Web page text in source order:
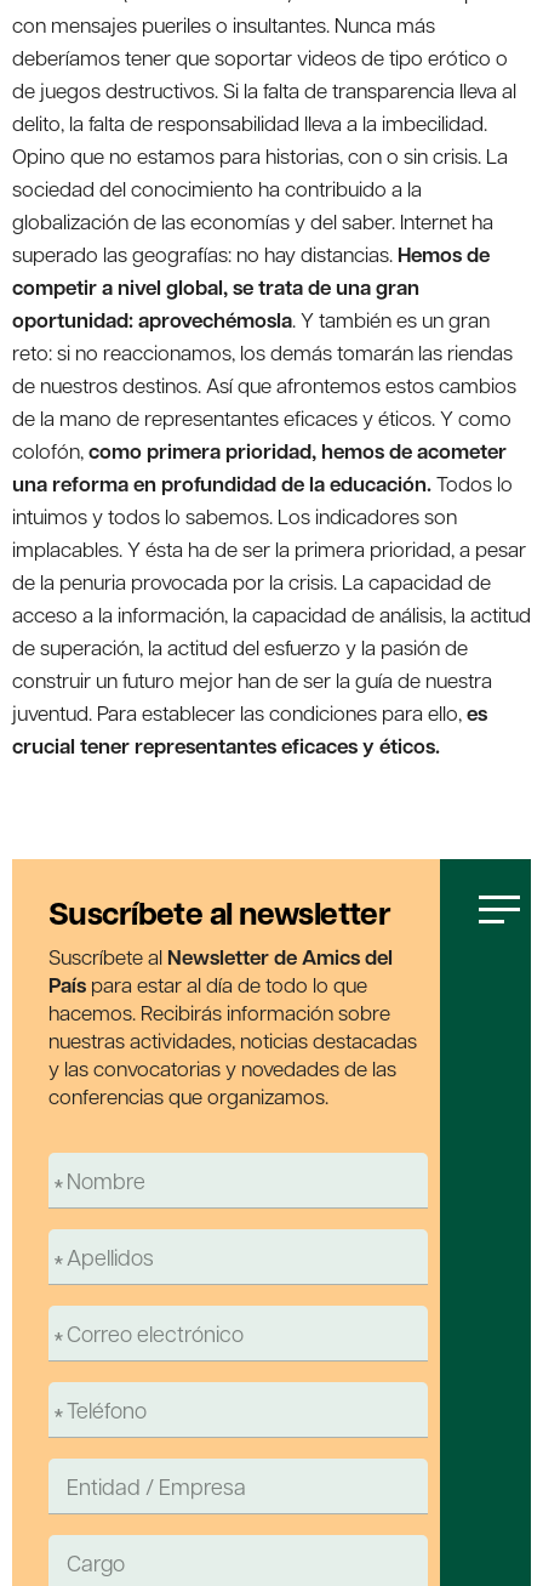
con mensajes pueriles o insultantes. Nunca más
deberíamos tener que soportar videos de tipo erótico o
de juegos destructivos. Si la falta de transparencia lleva al
delito, la falta de responsabilidad lleva a la imbecilidad.
Opino que no estamos para historias, con o sin crisis. La
sociedad del conocimiento ha contribuido a la
globalización de las economías y del saber. Internet ha
superado las geografías: no hay distancias. Hemos de
competir a nivel global, se trata de una gran
oportunidad: aprovechémosla. Y también es un gran
reto: si no reaccionamos, los demás tomarán las riendas
de nuestros destinos. Así que afrontemos estos cambios
de la mano de representantes eficaces y éticos. Y como
colofón,como primera prioridad, hemos de acometer
una reforma en profundidad de la educación.Todos lo
intuimos y todos lo sabemos. Los indicadores son
implacables. Y ésta ha de ser la primera prioridad, a pesar
de la penuria provocada por la crisis. La capacidad de
acceso a la información, la capacidad de análisis, la actitud
de superación, la actitud del esfuerzo y la pasión de
construir un futuro mejor han de ser la guía de nuestra
juventud. Para establecer las condiciones para ello,es
crucial tener representantes eficaces y éticos.
Suscríbete al newsletter
Suscríbete al Newsletter de Amics del
País para estar al día de todo lo que
hacemos. Recibirás información sobre
nuestras actividades, noticias destacadas
y las convocatorias y novedades de las
conferencias que organizamos.